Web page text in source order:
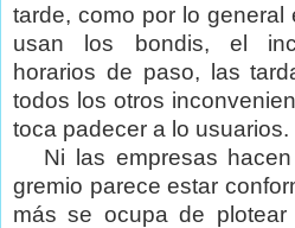
tarde, como por lo general
usan los bondis, el
horarios de paso, las
todos los otros
toca padecer a lo usuarios.
Ni las empresas
gremio parece estar
más se ocupa de